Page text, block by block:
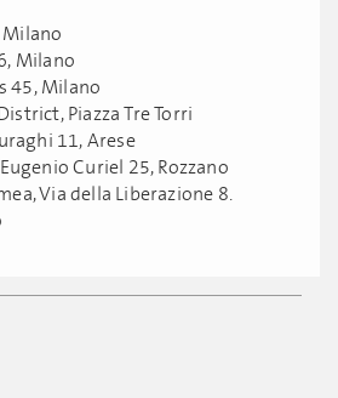
Milano
45, Milano
Piazza Tre Torri
11, Arese
Curiel 25, Rozzano
Via della Liberazione 8.